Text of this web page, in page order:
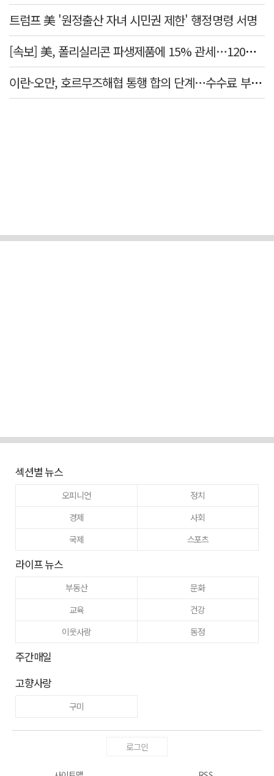
트럼프 美 '원정출산 자녀 시민권 제한' 행정명령 서명
[속보] 美, 폴리실리콘 파생제품에 15% 관세…120일 뒤 발효
이란-오만, 호르무즈해협 통행 합의 단계…수수료 부과되나
섹션별 뉴스
오피니언
정치
경제
사회
국제
스포츠
라이프 뉴스
부동산
문화
교육
건강
이웃사랑
동정
주간매일
고향사랑
구미
로그인